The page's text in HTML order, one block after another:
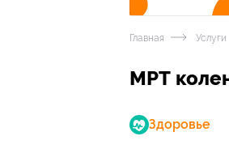
Главная Услуги
МРТ
Здоровье